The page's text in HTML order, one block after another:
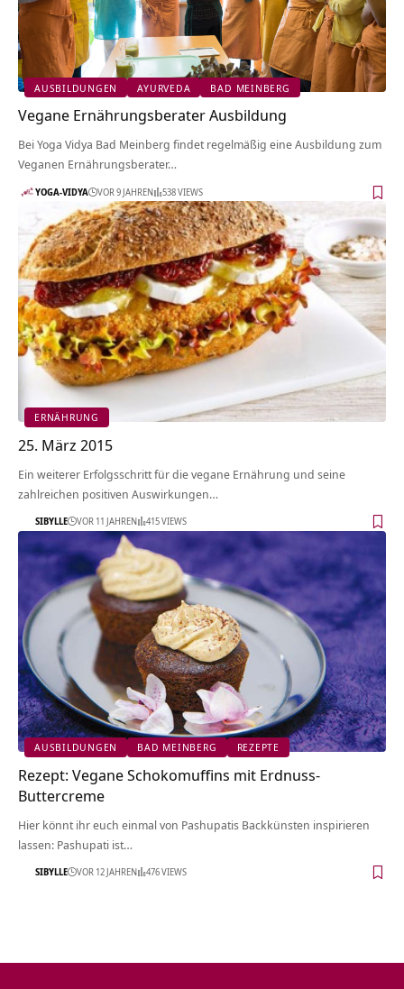
AUSBILDUNGEN AYURVEDA BAD MEINBERG
Vegane Ernährungsberater Ausbildung
Bei Yoga Vidya Bad Meinberg findet regelmäßig eine Ausbildung zum
Veganen Ernährungsberater…
YOGA-VIDYA VOR 9 JAHREN 538 VIEWS
ERNÄHRUNG
25. März 2015
Ein weiterer Erfolgsschritt für die vegane Ernährung und seine
zahlreichen positiven Auswirkungen…
SIBYLLE VOR 11 JAHREN 415 VIEWS
AUSBILDUNGEN BAD MEINBERG REZEPTE
Rezept: Vegane Schokomuffins mit Erdnuss-
Buttercreme
Hier könnt ihr euch einmal von Pashupatis Backkünsten inspirieren
lassen: Pashupati ist…
SIBYLLE VOR 12 JAHREN 476 VIEWS